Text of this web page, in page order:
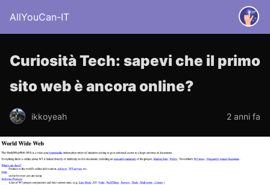
AllYouCan-IT
Curiosità Tech: sapevi che il primo
sito web è ancora online?
ikkoyeah 2 anni fa